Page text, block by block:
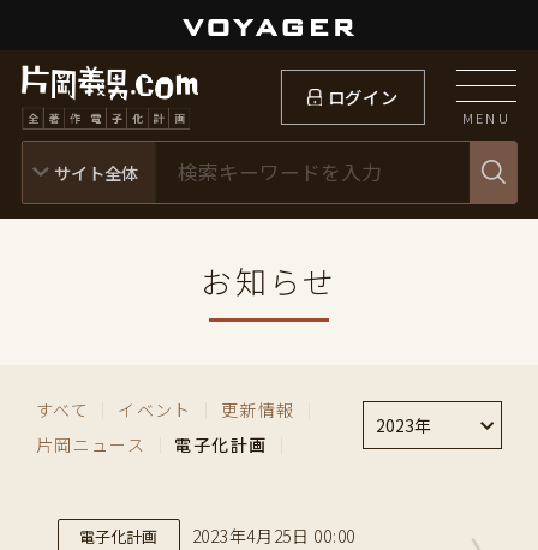
ログイン
MENU
お知らせ
すべて イベント 更新情報
片岡ニュース
電子化計画
2023年
電子化計画 2023年4月25日 00:00